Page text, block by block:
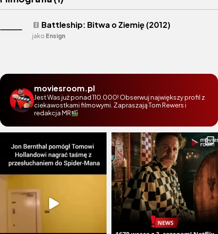
theaters Battleship: Bitwa o Ziemię (2012)
jako Ensign
moviesroom.pl
Jest Was już ponad 110.000! Obserwuj największy profil z
ciekawostkami filmowymi. Zapraszają Tom Rewers i
redakcja MR